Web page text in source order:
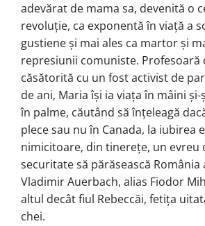
adevărat de mama sa, devenită o
revoluție, ca exponentă în viață a
gustiene și mai ales ca martor și
represiunii comuniste. Profesoară
căsătorită cu un fost activist de
de ani, Maria își ia viața în mâini
în palme, căutând să înțeleagă
plece sau nu în Canada, la iubirea
nimicitoare, din tinerețe, un evreu
securitate să părăsească România
Vladimir Auerbach, alias Fiodor
altul decât fiul Rebeccăi, fetița
chei.